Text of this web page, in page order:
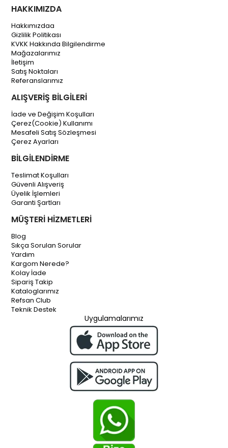
HAKKIMIZDA
Hakkımızdaa
Gizlilik Politikası
KVKK Hakkında Bilgilendirme
Mağazalarımız
İletişim
Satış Noktaları
Referanslarımız
ALIŞVERİŞ BİLGİLERİ
İade ve Değişim Koşulları
Çerez(Cookie) Kullanımı
Mesafeli Satış Sözleşmesi
Çerez Ayarları
BİLGİLENDİRME
Teslimat Koşulları
Güvenli Alışveriş
Üyelik İşlemleri
Garanti Şartları
MÜŞTERİ HİZMETLERİ
Blog
Sıkça Sorulan Sorular
Yardım
Kargom Nerede?
Kolay İade
Sipariş Takip
Kataloglarımız
Refsan Club
Teknik Destek
Uygulamalarımız